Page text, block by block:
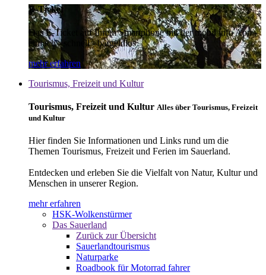
E-Ticket
Das E-Ticket auf Ihrem Smartphone mit der mobil info App -
einfach - schnell - bargeldlos
mehr erfahren
Tourismus, Freizeit und Kultur
Tourismus, Freizeit und Kultur Alles über Tourismus, Freizeit
und Kultur
Hier finden Sie Informationen und Links rund um die
Themen Tourismus, Freizeit und Ferien im Sauerland.
Entdecken und erleben Sie die Vielfalt von Natur, Kultur und
Menschen in unserer Region.
mehr erfahren
HSK-Wolkenstürmer
Das Sauerland
Zurück zur Übersicht
Sauerlandtourismus
Naturparke
Roadbook für Motorrad fahrer